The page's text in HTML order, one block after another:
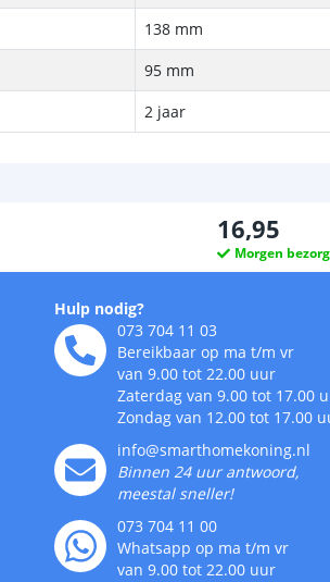
138 mm
95 mm
2 jaar
16,95
Morgen
Hulp nodig?
073 704 11 03
Bereikbaar op ma t/m vr
van 9.00 tot 22.00 uur
Zaterdag van 9.00 tot 17.00
Zondag van 12.00 tot 17.00
info@smarthomekoning.nl
Binnen 24 uur antwoord,
meestal sneller!
073 704 11 00
Whatsapp op ma t/m vr
van 9.00 tot 22.00 uur